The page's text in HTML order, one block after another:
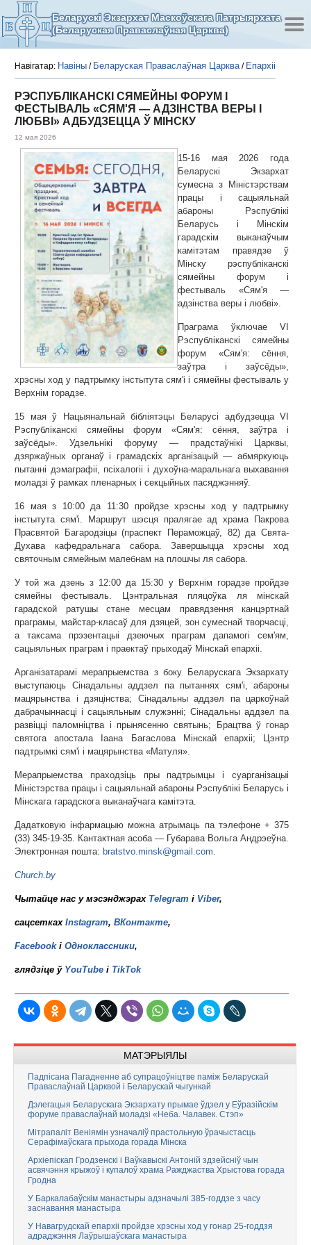
Беларускі Экзархат Маскоўскага Патрыярхата
(Беларуская Праваслаўная Царква)
Навігатар: Навіны / Беларуская Праваслаўная Царква/ Епархіі
РЭСПУБЛІКАНСКІ СЯМЕЙНЫ ФОРУМ І
ФЕСТЫВАЛЬ «СЯМ'Я — АДЗІНСТВА ВЕРЫ І
ЛЮБВІ» АДБУДЗЕЦЦА Ў МІНСКУ
12 мая 2026
15-16 мая 2026 года
Беларускі Экзархат
сумесна з Міністэрствам
працы і сацыяльнай
абароны Рэспублікі
Беларусь і Мінскім
гарадскім выканаўчым
камітэтам правядзе ў
Мінску рэспубліканскі
сямейны форум і
фестываль «Сям'я —
адзінства веры і любві».
Праграма ўключае VI
Рэспубліканскі сямейны
форум «Сям'я: сёння,
заўтра і заўсёды»,
хрэсны ход у падтрымку інстытута сям'і і сямейны фестываль у
Верхнім горадзе.
15 мая ў Нацыянальнай бібліятэцы Беларусі адбудзецца VI
Рэспубліканскі сямейны форум «Сям'я: сёння, заўтра і
заўсёды». Удзельнікі форуму — прадстаўнікі Царквы,
дзяржаўных органаў і грамадскіх арганізацый — абмяркуюць
пытанні дэмаграфіі, псіхалогіі і духоўна-маральнага выхавання
моладзі ў рамках пленарных і секцыйных пасяджэнняў.
16 мая з 10:00 да 11:30 пройдзе хрэсны ход у падтрымку
інстытута сям'і. Маршрут шэсця пралягае ад храма Пакрова
Прасвятой Багародзіцы (праспект Пераможцаў, 82) да Свята-
Духава кафедральнага сабора. Завершыцца хрэсны ход
святочным сямейным малебнам на плошчы ля сабора.
У той жа дзень з 12:00 да 15:30 у Верхнім горадзе пройдзе
сямейны фестываль. Цэнтральная пляцоўка ля мінскай
гарадской ратушы стане месцам правядзення канцэртнай
праграмы, майстар-класаў для дзяцей, зон сумеснай творчасці,
а таксама прэзентацыі дзеючых праграм дапамогі сем'ям,
сацыяльных праграм і праектаў прыходаў Мінскай епархіі.
Арганізатарамі мерапрыемства з боку Беларускага Экзархату
выступаюць Сінадальны аддзел па пытаннях сям'і, абароны
мацярынства і дзяцінства; Сінадальны аддзел па царкоўнай
дабрачыннасці і сацыяльным служэнні; Сінадальны аддзел па
развіцці паломніцтва і прынясенню святынь; Брацтва ў гонар
святога апостала Іаана Багаслова Мінскай епархіі; Цэнтр
падтрымкі сям'і і мацярынства «Матуля».
Мерапрыемства праходзіць пры падтрымцы і суарганізацыі
Міністэрства працы і сацыяльнай абароны Рэспублікі Беларусь і
Мінскага гарадскога выканаўчага камітэта.
Дадатковую інфармацыю можна атрымаць па тэлефоне + 375
(33) 345-19-35. Кантактная асоба — Губарава Вольга Андрэеўна.
Электронная пошта: bratstvo.minsk@gmail.com.
Church.by
Чытайце нас у мэсэнджэрах Telegram і Viber,
сацсетках Instagram, ВКонтакте,
Facebookі Одноклассники,
глядзіце ў YouTube і TikTok
МАТЭРЫЯЛЫ
Падпісана Пагадненне аб супрацоўніцтве паміж Беларускай
Праваслаўнай Царквой і Беларускай чыгункай
Дэлегацыя Беларускага Экзархату прымае ўдзел у Еўразійскім
форуме праваслаўнай моладзі «Неба. Чалавек. Стэп»
Мітрапаліт Веніямін узначаліў прастольную ўрачыстасць
Серафімаўскага прыхода горада Мінска
Архіепіскап Гродзенскі і Ваўкавыскі Антоній здзейсніў чын
асвячэння крыжоў і купалоў храма Ражджаства Хрыстова горада
Гродна
У Баркалабаўскім манастыры адзначылі 385-годдзе з часу
заснавання манастыра
У Навагрудскай епархіі пройдзе хрэсны ход у гонар 25-годдзя
адраджэння Лаўрышаўскага манастыра